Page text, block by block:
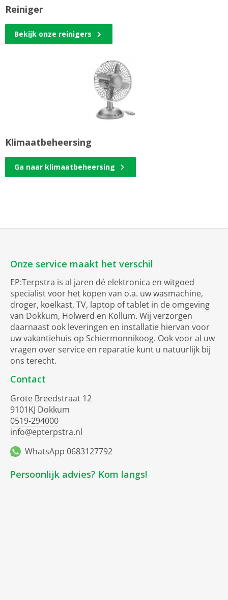
Reiniger
Bekijk onze reinigers
Klimaatbeheersing
Ga naar klimaatbeheersing
Onze service maakt het verschil
EP:Terpstra is al jaren dé elektronica en witgoed
specialist voor het kopen van o.a. uw wasmachine,
droger, koelkast, TV, laptop of tablet in de omgeving
van Dokkum, Holwerd en Kollum. Wij verzorgen
daarnaast ook leveringen en installatie hiervan voor
uw vakantiehuis op Schiermonnikoog. Ook voor al uw
vragen over service en reparatie kunt u natuurlijk bij
ons terecht.
Contact
Grote Breedstraat 12
9101KJ Dokkum
0519-294000
info@epterpstra.nl
WhatsApp 0683127792
Persoonlijk advies? Kom langs!